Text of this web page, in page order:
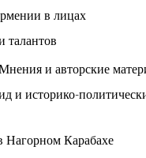
в лицах
талантов
и авторские
и историко-
Нагорном Карабахе